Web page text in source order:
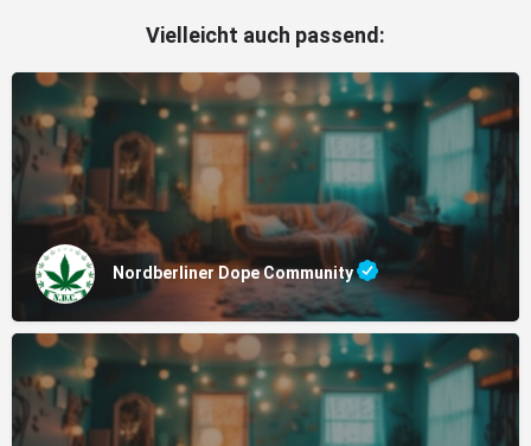
Vielleicht auch passend:
Nordberliner Dope Community